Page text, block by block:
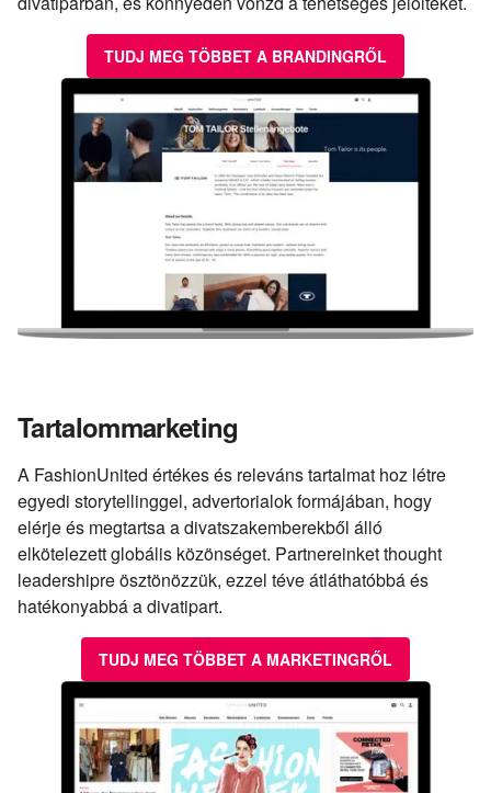
TUDJ MEG TÖBBET A BRANDINGRŐL
Tartalommarketing
A FashionUnited értékes és releváns tartalmat hoz létre
egyedi storytellinggel, advertorialok formájában, hogy
elérje és megtartsa a divatszakemberekből álló
elkötelezett globális közönséget. Partnereinket thought
leadershipre ösztönözzük, ezzel téve átláthatóbbá és
hatékonyabbá a divatipart.
TUDJ MEG TÖBBET A MARKETINGRŐL